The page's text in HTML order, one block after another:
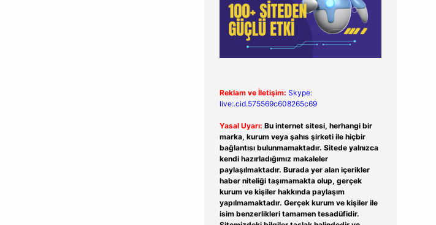
Reklam ve İletişim: Skype:
live:.cid.575569c608265c69
Yasal Uyarı: Bu internet sitesi, herhangi bir
marka, kurum veya şahıs şirketi ile hiçbir
bağlantısı bulunmamaktadır. Sitede yalnızca
kendi hazırladığımız makaleler
paylaşılmaktadır. Burada yer alan içerikler
haber niteliği taşımamakta olup, gerçek
kurum ve kişiler hakkında paylaşım
yapılmamaktadır. Gerçek kurum ve kişiler ile
isim benzerlikleri tamamen tesadüfidir.